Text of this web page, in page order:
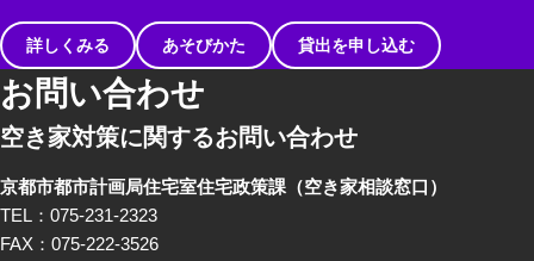
詳しくみる あそびかた 貸出を申し込む
お問い合わせ
空き家対策に関するお問い合わせ
京都市都市計画局住宅室住宅政策課 （空き家相談窓口）
TEL：075-231-2323
FAX：075-222-3526